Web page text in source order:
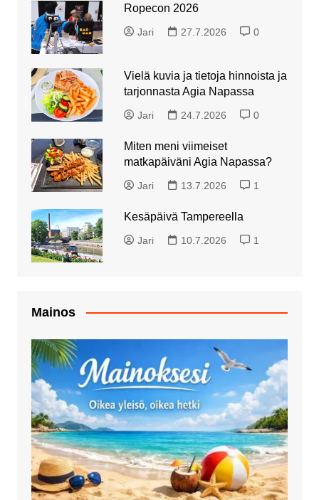
Ropecon 2026
Jari 27.7.2026 0
Vielä kuvia ja tietoja hinnoista ja
tarjonnasta Agia Napassa
Jari 24.7.2026 0
Miten meni viimeiset
matkapäiväni Agia Napassa?
Jari 13.7.2026 1
Kesäpäivä Tampereella
Jari 10.7.2026 1
Mainos